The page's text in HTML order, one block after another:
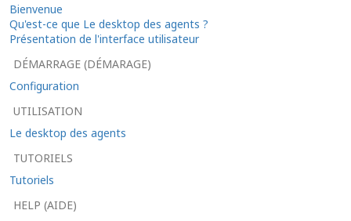
Bienvenue
Qu'est-ce que Le desktop des agents ?
Présentation de l'interface utilisateur
DÉMARRAGE (DÉMARAGE)
Configuration
UTILISATION
Le desktop des agents
TUTORIELS
Tutoriels
HELP (AIDE)